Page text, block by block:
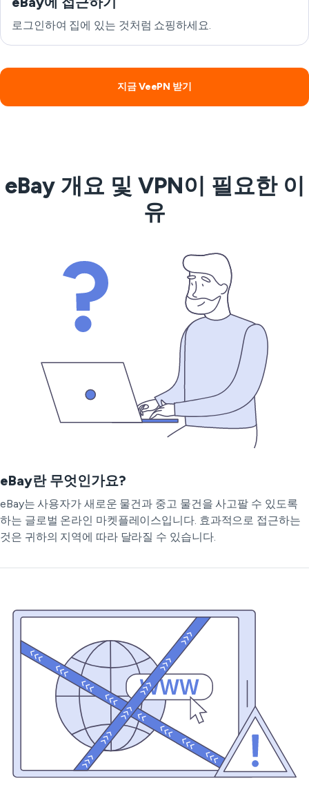
로그인하여 집에 있는 것처럼 쇼핑하세요.
지금 VeePN 받기
eBay 개요 및 VPN이 필요한 이
유
eBay란 무엇인가요?
eBay는 사용자가 새로운 물건과 중고 물건을 사고팔 수 있도록
하는 글로벌 온라인 마켓플레이스입니다. 효과적으로 접근하는
것은 귀하의 지역에 따라 달라질 수 있습니다.